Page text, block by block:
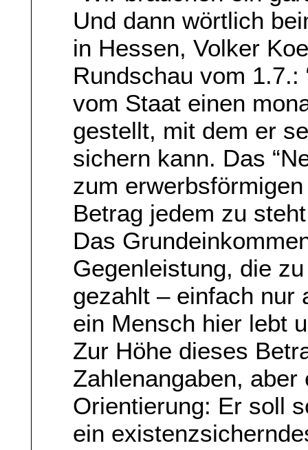
Und dann wörtlich
in Hessen, Volker
Rundschau vom
vom Staat einen
gestellt, mit dem er
sichern kann. Das
zum
Betrag jedem zu
Das
Gegenleistung, die
gezahlt – einfach nur
ein Mensch hier lebt
Zur Höhe dieses
Zahlenangaben,
Orientierung: Er soll
ein